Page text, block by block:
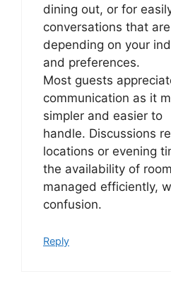
dining out, or for
conversations that
depending on your
and preferences.
Most guests
communication as it
simpler and easier to
handle. Discussions
locations or evening
the availability of
managed efficiently,
confusion.
Reply